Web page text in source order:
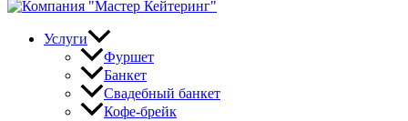
Услуги
Фуршет
Банкет
Свадебный банкет
Кофе-брейк